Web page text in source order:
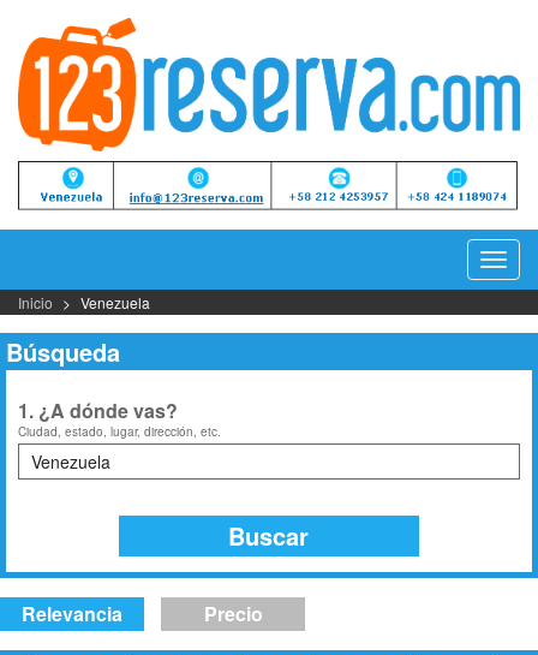
Inicio Venezuela
Búsqueda
1. ¿A dónde vas?
Ciudad, estado, lugar, dirección, etc.
Buscar
Relevancia Precio